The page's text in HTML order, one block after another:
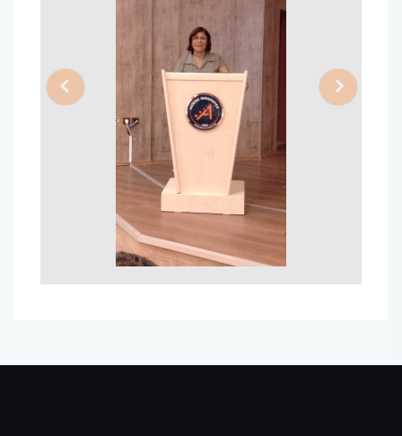
Previous Next